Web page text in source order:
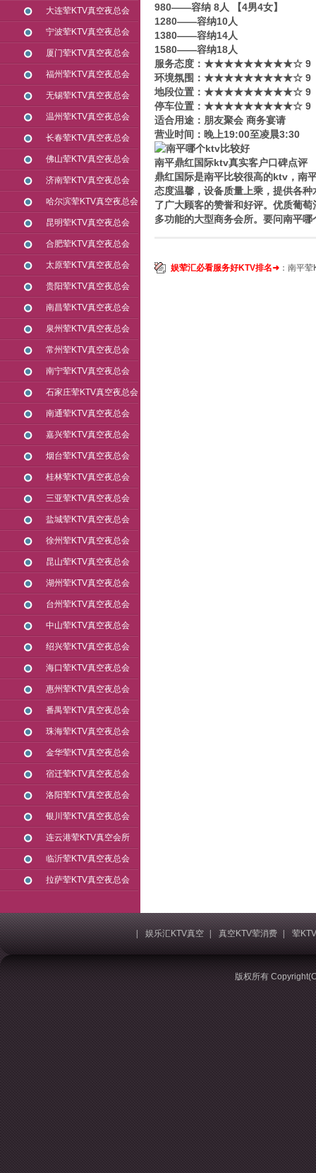
大连荤KTV真空夜总会
宁波荤KTV真空夜总会
厦门荤KTV真空夜总会
福州荤KTV真空夜总会
无锡荤KTV真空夜总会
温州荤KTV真空夜总会
长春荤KTV真空夜总会
佛山荤KTV真空夜总会
济南荤KTV真空夜总会
哈尔滨荤KTV真空夜总会
昆明荤KTV真空夜总会
合肥荤KTV真空夜总会
太原荤KTV真空夜总会
贵阳荤KTV真空夜总会
南昌荤KTV真空夜总会
泉州荤KTV真空夜总会
常州荤KTV真空夜总会
南宁荤KTV真空夜总会
石家庄荤KTV真空夜总会
南通荤KTV真空夜总会
嘉兴荤KTV真空夜总会
烟台荤KTV真空夜总会
桂林荤KTV真空夜总会
三亚荤KTV真空夜总会
盐城荤KTV真空夜总会
徐州荤KTV真空夜总会
昆山荤KTV真空夜总会
湖州荤KTV真空夜总会
台州荤KTV真空夜总会
中山荤KTV真空夜总会
绍兴荤KTV真空夜总会
海口荤KTV真空夜总会
惠州荤KTV真空夜总会
番禺荤KTV真空夜总会
珠海荤KTV真空夜总会
金华荤KTV真空夜总会
宿迁荤KTV真空夜总会
洛阳荤KTV真空夜总会
银川荤KTV真空夜总会
连云港荤KTV真空会所
临沂荤KTV真空夜总会
拉萨荤KTV真空夜总会
980——容纳 8人 【4男4女】
1280——容纳10人
1380——容纳14人
1580——容纳18人
服务态度：★★★★★★★★★☆ 9
环境氛围：★★★★★★★★★☆ 9
地段位置：★★★★★★★★★☆ 9
停车位置：★★★★★★★★★☆ 9
适合用途：朋友聚会 商务宴请
营业时间：晚上19:00至凌晨3:30
南平鼎红国际ktv真实客户口碑点评
鼎红国际是南平比较很高的ktv，南
态度温馨，设备质量上乘，提供各
了广大顾客的赞誉和好评。优质葡
多功能的大型商务会所。要问南平
娱荤汇必看服务好KTV排名➜ ： 南平荤
| 娱乐汇KTV真空 | 真空KTV荤消费 | 荤
版权所有